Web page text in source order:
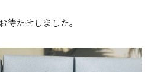
たせしました。